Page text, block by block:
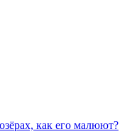
как его малюют?